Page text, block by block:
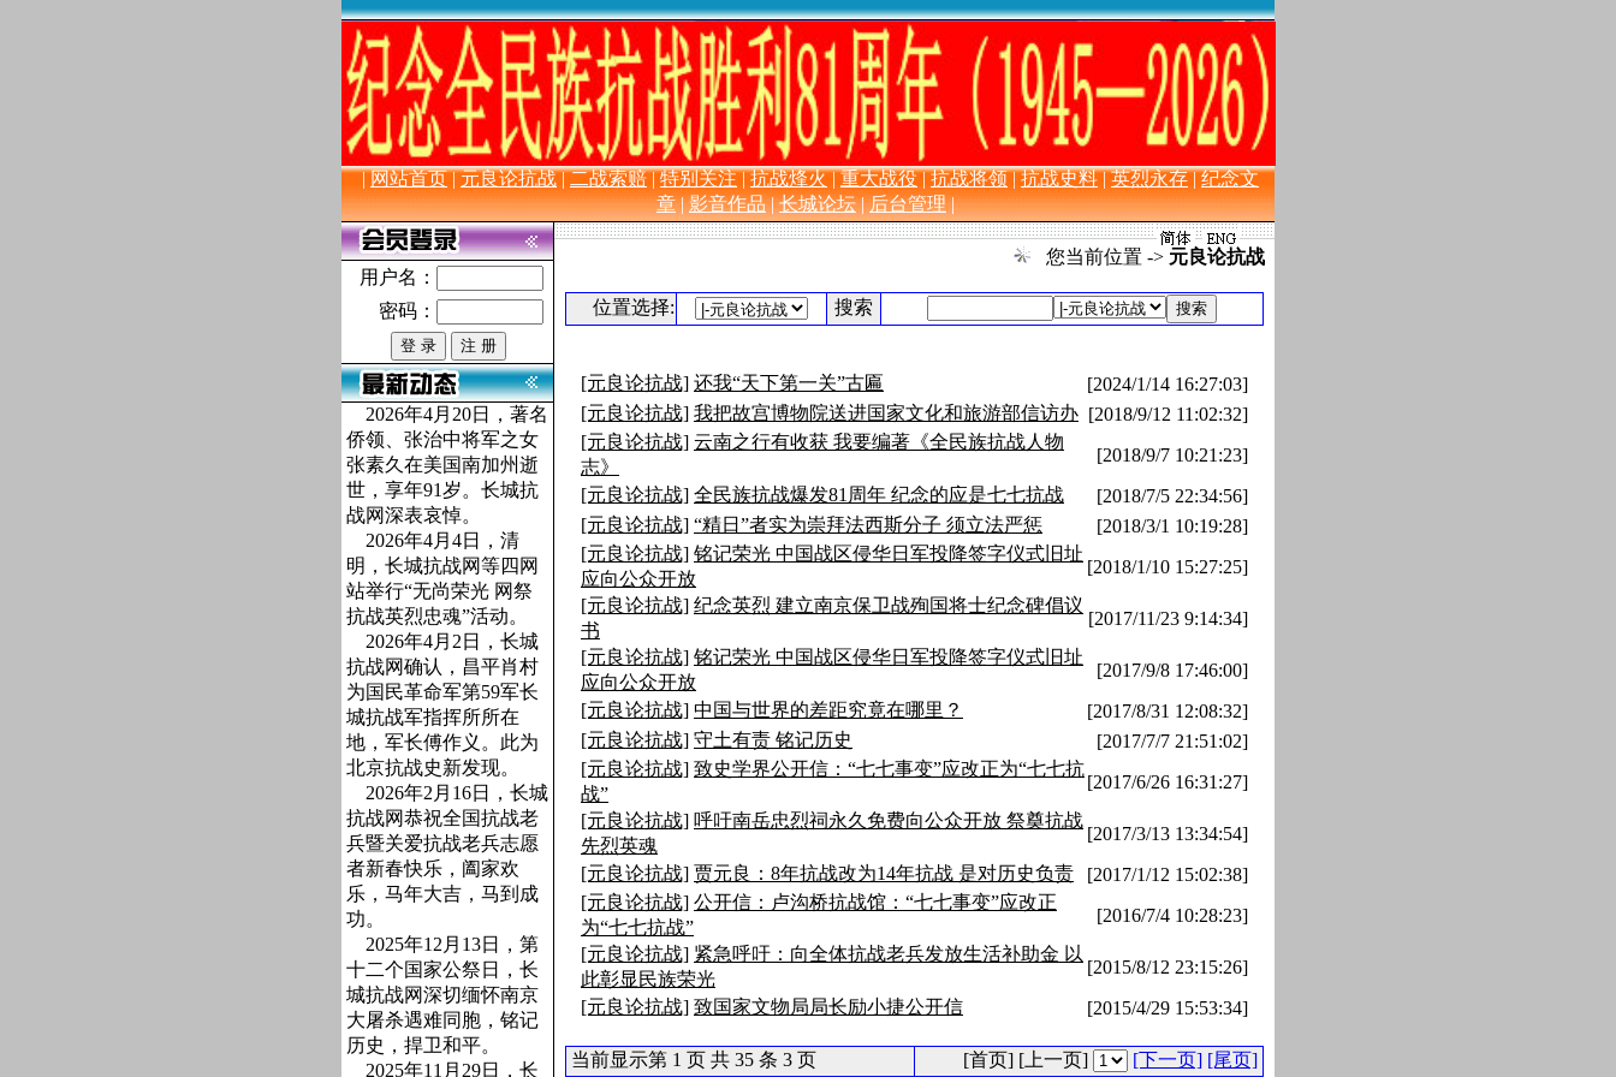
长 城 抗 战 网
|网站首页|元良论抗战|二战索赔|特别关注|抗战烽火|重大战役|抗战将领|抗战史料|英烈永存|纪念文
章|影音作品|长城论坛|后台管理|
用户名：
密码：
2026年4月20日，著名
侨领、张治中将军之女
张素久在美国南加州逝
世，享年91岁。长城抗
战网深表哀悼。
2026年4月4日，清
明，长城抗战网等四网
站举行“无尚荣光 网祭
抗战英烈忠魂”活动。
2026年4月2日，长城
抗战网确认，昌平肖村
为国民革命军第59军长
城抗战军指挥所所在
地，军长傅作义。此为
北京抗战史新发现。
2026年2月16日，长城
抗战网恭祝全国抗战老
兵暨关爱抗战老兵志愿
者新春快乐，阖家欢
乐，马年大吉，马到成
功。
2025年12月13日，第
十二个国家公祭日，长
城抗战网深切缅怀南京
大屠杀遇难同胞，铭记
历史，捍卫和平。
2025年11月29日，长
您当前位置 -> 元良论抗战
位置选择: 搜索
[元良论抗战] 还我“天下第一关”古匾
[2024/1/14 16:27:03]
[元良论抗战] 我把故宫博物院送进国家文化和旅游部信访办 [2018/9/12 11:02:32]
[元良论抗战] 云南之行有收获 我要编著《全民族抗战人物
志》
[2018/9/7 10:21:23]
[元良论抗战] 全民族抗战爆发81周年 纪念的应是七七抗战
[2018/7/5 22:34:56]
[元良论抗战] “精日”者实为崇拜法西斯分子 须立法严惩
[2018/3/1 10:19:28]
[元良论抗战] 铭记荣光 中国战区侵华日军投降签字仪式旧址
应向公众开放
[2018/1/10 15:27:25]
[元良论抗战] 纪念英烈 建立南京保卫战殉国将士纪念碑倡议
书
[2017/11/23 9:14:34]
[元良论抗战] 铭记荣光 中国战区侵华日军投降签字仪式旧址
应向公众开放
[2017/9/8 17:46:00]
[元良论抗战] 中国与世界的差距究竟在哪里？
[2017/8/31 12:08:32]
[元良论抗战] 守土有责 铭记历史
[2017/7/7 21:51:02]
[元良论抗战] 致史学界公开信：“七七事变”应改正为“七七抗
战”
[2017/6/26 16:31:27]
[元良论抗战] 呼吁南岳忠烈祠永久免费向公众开放 祭奠抗战
先烈英魂
[2017/3/13 13:34:54]
[元良论抗战] 贾元良：8年抗战改为14年抗战 是对历史负责
[2017/1/12 15:02:38]
[元良论抗战] 公开信：卢沟桥抗战馆：“七七事变”应改正
为“七七抗战”
[2016/7/4 10:28:23]
[元良论抗战] 紧急呼吁：向全体抗战老兵发放生活补助金 以
此彰显民族荣光
[2015/8/12 23:15:26]
[元良论抗战] 致国家文物局局长励小捷公开信 [2015/4/29 15:53:34]
当前显示第 1 页 共 35 条 3 页 [首页] [上一页] [下一页] [尾页]